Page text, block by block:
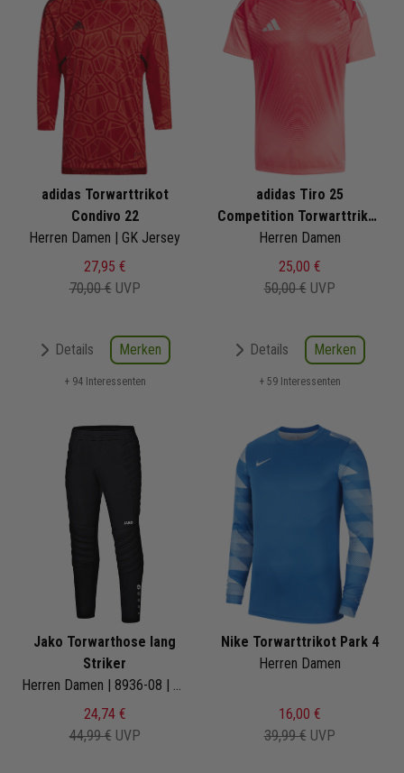
adidas Torwarttrikot
Condivo 22
Herren Damen | GK Jersey
27,95 €
70,00 € UVP
Details Merken
+ 94 Interessenten
adidas Tiro 25
Competition Torwarttrikot
kurzarm
Herren Damen
25,00 €
50,00 € UVP
Details Merken
+ 59 Interessenten
Jako Torwarthose lang
Striker
Herren Damen | 8936-08 | gepolstert
24,74 €
44,99 € UVP
Nike Torwarttrikot Park 4
Herren Damen
16,00 €
39,99 € UVP